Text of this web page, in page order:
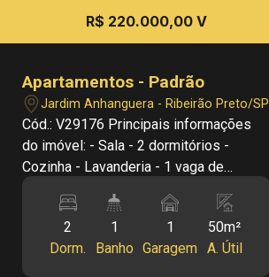
R$ 220.000,00 V
Apartamentos - Padrão
Jardim Anhanguera - Ribeirão Preto/SP
Cód.: V29176 Principais informações
do imóvel: - Sala - 2 dormitórios -
Cozinha - Lavanderia - 1 vaga de
Piscina - Academia - Areia de churrasco
Dimensões: - 50,00m² área útil
Investimento de Venda: R$ 220.000,00
Obs.: a imobiliária se reserva o direito
2
Dorm.
1
Banho
1
Garagem
50m²
A. Útil